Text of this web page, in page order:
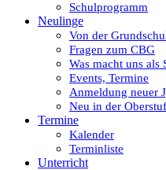
Schulprogramm
Neulinge
Von der
Fragen zum CBG
Was macht uns als
Events, Termine
Anmeldung neuer
Neu in der
Termine
Kalender
Terminliste
Unterricht